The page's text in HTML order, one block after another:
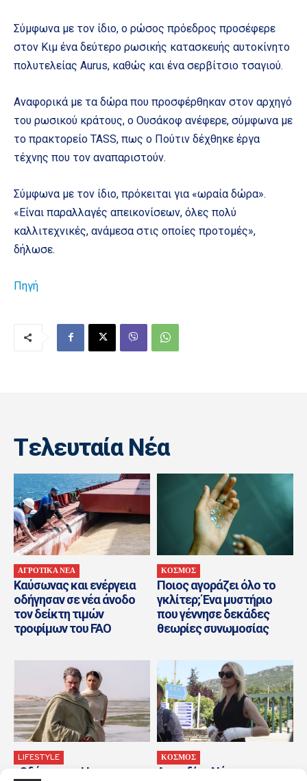
Σύμφωνα με τον ίδιο, ο ρώσος πρόεδρος προσέφερε
στον Κιμ ένα δεύτερο ρωσικής κατασκευής αυτοκίνητο
πολυτελείας Aurus, καθώς και ένα σερβίτσιο τσαγιού.
Αναφορικά με τα δώρα που προσφέρθηκαν στον αρχηγό
του ρωσικού κράτους, ο Ουσάκοφ ανέφερε, σύμφωνα με
το πρακτορείο TASS, πως ο Πούτιν δέχθηκε έργα
τέχνης που τον αναπαριστούν.
Σύμφωνα με τον ίδιο, πρόκειται για «ωραία δώρα».
«Είναι παραλλαγές απεικονίσεων, όλες πολύ
καλλιτεχνικές, ανάμεσα στις οποίες προτομές»,
δήλωσε.
Πηγή
Tελευταία Nέα
ΑΓΡΟΤΙΚΑ ΝΕΑ
Καύσωνας και ενέργεια
οδήγησαν σε νέα άνοδο
τον δείκτη τιμών
τροφίμων του FAO
ΚΟΣΜΟΣ
Ποιος αγοράζει όλο το
γκλίτερ; Ένα μυστήριο
που γέννησε δεκάδες
θεωρίες συνωμοσίας
LIFESTYLE
«Οδύσσεια»: Η πιο
ΚΟΣΜΟΣ
Αφροδίτη Νέστορα: